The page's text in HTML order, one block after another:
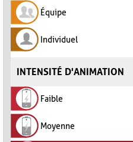
Équipe
Individuel
INTENSITÉ D'ANIMATION
Faible
Moyenne